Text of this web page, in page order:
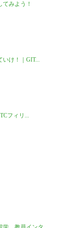
みよう！
いけ！｜GIT...
フィリ...